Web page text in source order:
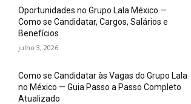
Oportunidades no Grupo Lala México —
Como se Candidatar, Cargos, Salários e
Benefícios
julho 3, 2026
Como se Candidatar às Vagas do Grupo Lala
no México — Guia Passo a Passo Completo
Atualizado